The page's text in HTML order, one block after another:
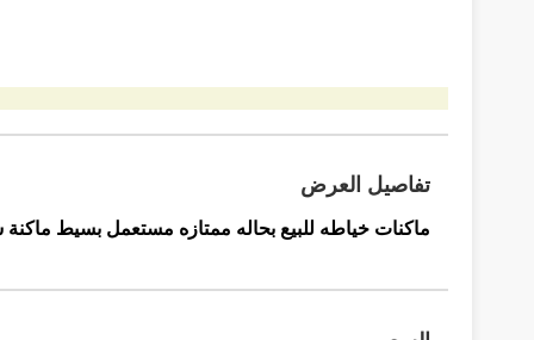
تفاصيل العرض
ماكنات خياطه للبيع بحاله ممتازه مستعمل بسيط